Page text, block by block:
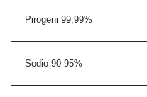
Pirogeni 99,99%
Sodio 90-95%